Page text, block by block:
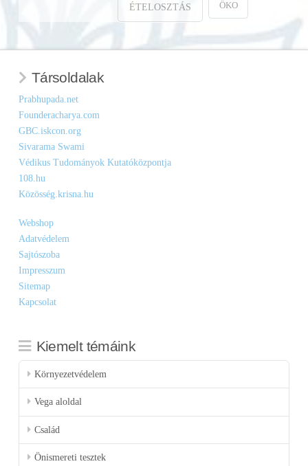
ÉTELOSZTÁS ÖKO
Társoldalak
Prabhupada.net
Founderacharya.com
GBC.iskcon.org
Sivarama Swami
Védikus Tudományok Kutatóközpontja
108.hu
Közösség.krisna.hu
Webshop
Adatvédelem
Sajtószoba
Impresszum
Sitemap
Kapcsolat
Kiemelt témáink
Környezetvédelem
Vega aloldal
Család
Önismereti tesztek